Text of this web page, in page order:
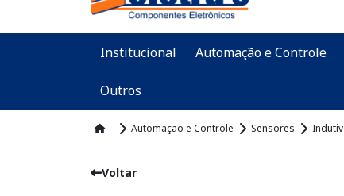
Institucional Automação e Controle
Outros
Automação e Controle Sensores
Voltar